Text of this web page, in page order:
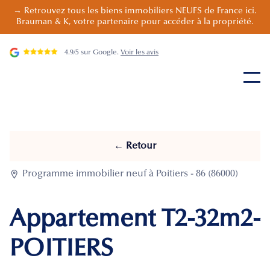
→ Retrouvez tous les biens immobiliers NEUFS de France ici.
Brauman & K, votre partenaire pour accéder à la propriété.
4.9/5 sur Google. Voir les avis
← Retour
 Programme immobilier neuf à Poitiers - 86 (86000)
Appartement T2-32m2-
POITIERS